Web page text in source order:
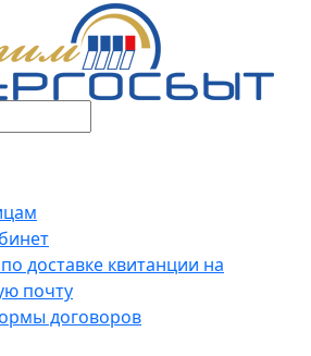
доставке квитанции на
почту
договоров